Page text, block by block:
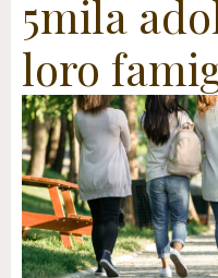
5mila
loro